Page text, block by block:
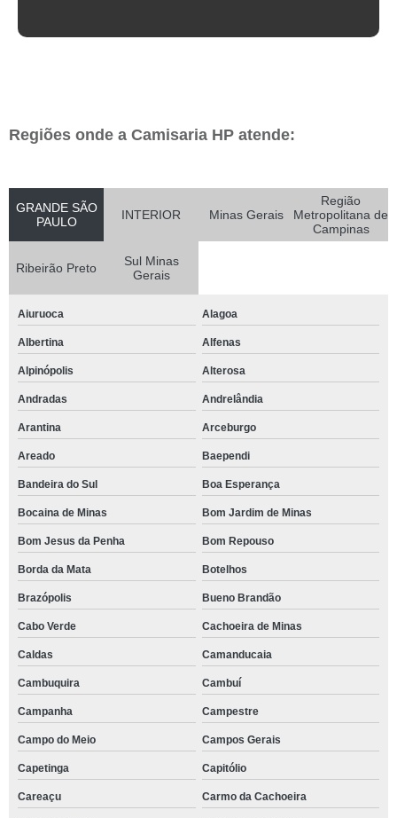
Regiões onde a Camisaria HP atende:
GRANDE SÃO
PAULO
INTERIOR Minas Gerais
Região
Metropolitana de
Campinas
Ribeirão Preto
Sul Minas
Gerais
Aiuruoca Alagoa
Albertina Alfenas
Alpinópolis Alterosa
Andradas Andrelândia
Arantina Arceburgo
Areado Baependi
Bandeira do Sul Boa Esperança
Bocaina de Minas Bom Jardim de Minas
Bom Jesus da Penha Bom Repouso
Borda da Mata Botelhos
Brazópolis Bueno Brandão
Cabo Verde Cachoeira de Minas
Caldas Camanducaia
Cambuquira Cambuí
Campanha Campestre
Campo do Meio Campos Gerais
Capetinga Capitólio
Careaçu Carmo da Cachoeira